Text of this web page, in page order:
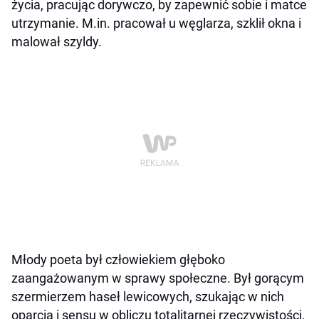
życia, pracując dorywczo, by zapewnić sobie i matce
utrzymanie. M.in. pracował u węglarza, szklił okna i
malował szyldy.
Młody poeta był człowiekiem głęboko
zaangażowanym w sprawy społeczne. Był gorącym
szermierzem haseł lewicowych, szukając w nich
oparcia i sensu w obliczu totalitarnej rzeczywistości.